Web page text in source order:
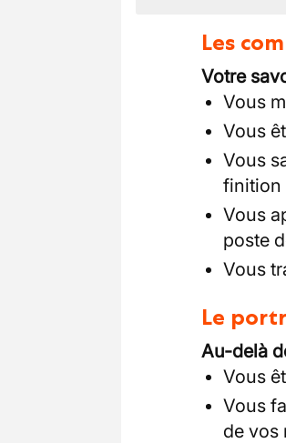
Les
Votre
Vous
Vous
Vous
finition
Vous
poste
Vous
Le
Au-delà
Vous
Vous
de vos